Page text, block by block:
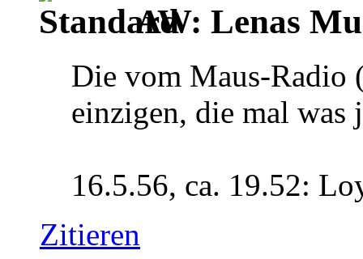
AW: Lenas
Die vom Maus-
einzigen, die mal was
16.5.56, ca. 19.52:
Zitieren